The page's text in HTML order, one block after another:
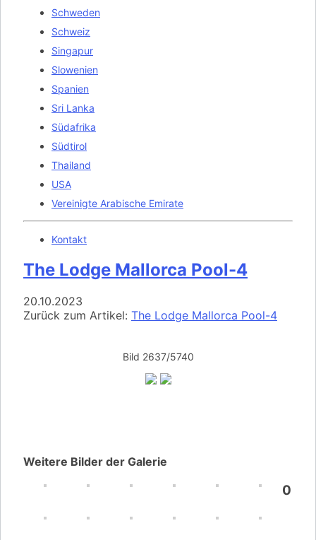
Schweden
Schweiz
Singapur
Slowenien
Spanien
Sri Lanka
Südafrika
Südtirol
Thailand
USA
Vereinigte Arabische Emirate
Kontakt
The Lodge Mallorca Pool-4
20.10.2023
Zurück zum Artikel: The Lodge Mallorca Pool-4
Bild 2637/5740
Weitere Bilder der Galerie
0